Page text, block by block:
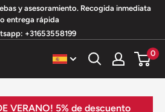
y asesoramiento. Recogida inmediata
o entrega rápida
+31653558199
0
VERANO! 5% de descuento